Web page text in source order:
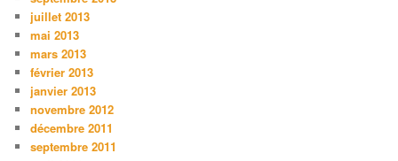
juillet 2013
mai 2013
mars 2013
février 2013
janvier 2013
novembre 2012
décembre 2011
septembre 2011